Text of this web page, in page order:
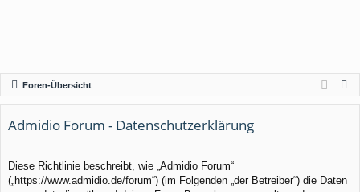
Foren-Übersicht
Admidio Forum - Datenschutzerklärung
Diese Richtlinie beschreibt, wie „Admidio Forum“
(„https://www.admidio.de/forum“) (im Folgenden „der Betreiber“) die Daten